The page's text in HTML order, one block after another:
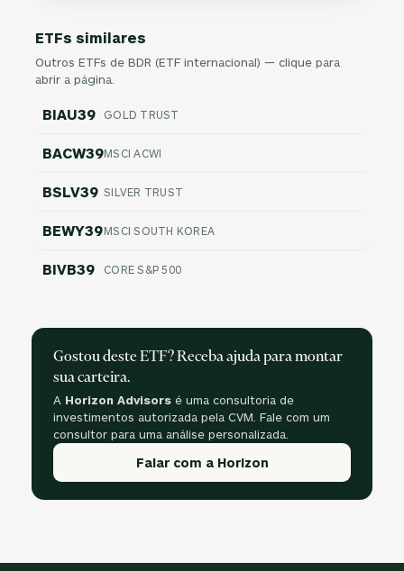
ETFs similares
Outros ETFs de BDR (ETF internacional) — clique para
abrir a página.
BIAU39 GOLD TRUST
BACW39MSCI ACWI
BSLV39 SILVER TRUST
BEWY39MSCI SOUTH KOREA
BIVB39 CORE S&P 500
Gostou deste ETF? Receba ajuda para montar
sua carteira.
A Horizon Advisors é uma consultoria de
investimentos autorizada pela CVM. Fale com um
consultor para uma análise personalizada.
Falar com a Horizon